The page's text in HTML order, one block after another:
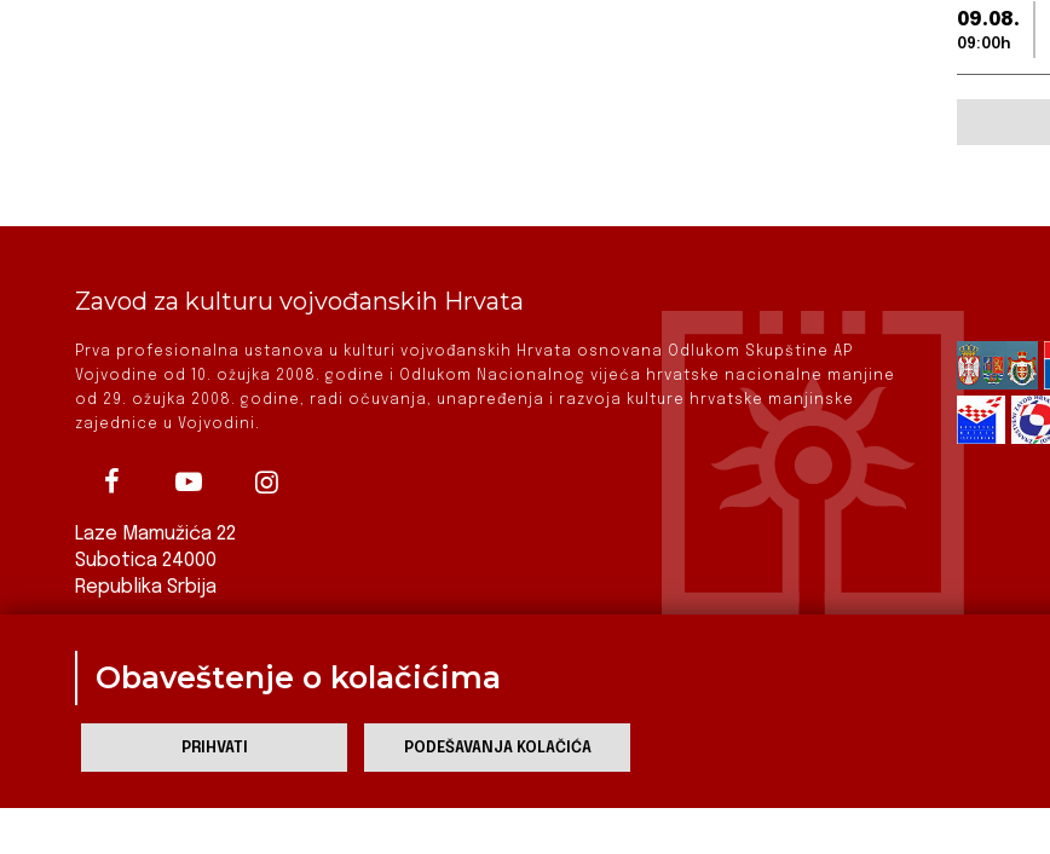
09.08.
09:00h
Zavod za kulturu vojvođanskih Hrvata
Prva profesionalna ustanova u kulturi vojvođanskih Hrvata osnovana Odlukom Skupštine AP
Vojvodine od 10. ožujka 2008. godine i Odlukom Nacionalnog vijeća hrvatske nacionalne manjine
od 29. ožujka 2008. godine, radi očuvanja, unapređenja i razvoja kulture hrvatske manjinske
zajednice u Vojvodini.
Laze Mamužića 22
Subotica 24000
Republika Srbija
Zavod
Obaveštenje o kolačićima
PRIHVATI PODEŠAVANJA KOLAČIĆA